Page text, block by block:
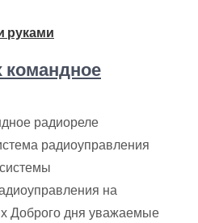
руками
радиореле
радиоуправления
на
Доброго дня уважаемые